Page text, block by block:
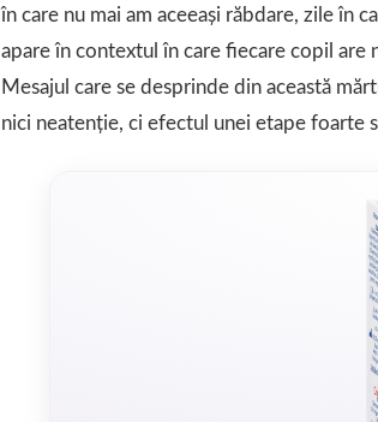
în care nu mai am aceeași răbdare, zile în
apare în contextul în care fiecare copil are
Mesajul care se desprinde din această
nici neatenție, ci efectul unei etape foarte